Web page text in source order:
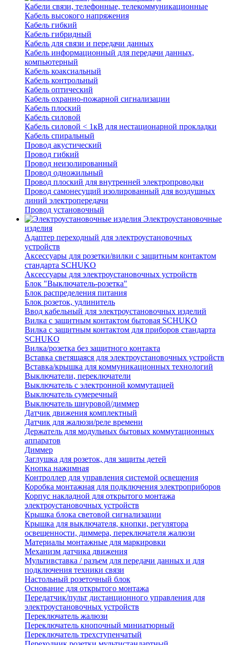
Кабели связи, телефонные, телекоммуникационные
Кабель высокого напряжения
Кабель гибкий
Кабель гибридный
Кабель для связи и передачи данных
Кабель информационный для передачи данных,
компьютерный
Кабель коаксиальный
Кабель контрольный
Кабель оптический
Кабель охранно-пожарной сигнализации
Кабель плоский
Кабель силовой
Кабель силовой < 1кВ для нестационарной прокладки
Кабель спиральный
Провод акустический
Провод гибкий
Провод неизолированный
Провод одножильный
Провод плоский для внутренней электропроводки
Провод самонесущий изолированный для воздушных
линий электропередачи
Провод установочный
Электроустановочные
изделия
Адаптер переходный для электроустановочных
устройств
Аксессуары для розетки/вилки с защитным контактом
стандарта SCHUKO
Аксессуары для электроустановочных устройств
Блок "Выключатель-розетка"
Блок распределения питания
Блок розеток, удлинитель
Ввод кабельный для электроустановочных изделий
Вилка с защитным контактом бытовая SCHUKO
Вилка с защитным контактом для приборов стандарта
SCHUKO
Вилка/розетка без защитного контакта
Вставка светящаяся для электроустановочных устройств
Вставка/крышка для коммуникационных технологий
Выключатели, переключатели
Выключатель с электронной коммутацией
Выключатель сумеречный
Выключатель шнуровой/диммер
Датчик движения комплектный
Датчик для жалюзи/реле времени
Держатель для модульных бытовых коммутационных
аппаратов
Диммер
Заглушка для розеток, для защиты детей
Кнопка нажимная
Контроллер для управления системой освещения
Коробка монтажная для подключения электроприборов
Корпус накладной для открытого монтажа
электроустановочных устройств
Крышка блока световой сигнализации
Крышка для выключателя, кнопки, регулятора
освещенности, диммера, переключателя жалюзи
Материалы монтажные для маркировки
Механизм датчика движения
Мультивставка / разъем для передачи данных и для
подключения техники связи
Настольный розеточный блок
Основание для открытого монтажа
Передатчик/пульт дистанционного управления для
электроустановочных устройств
Переключатель жалюзи
Переключатель кнопочный миниатюрный
Переключатель трехступенчатый